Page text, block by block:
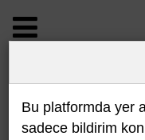
BİLDİRİM
Bu platformda yer
sadece bildirim